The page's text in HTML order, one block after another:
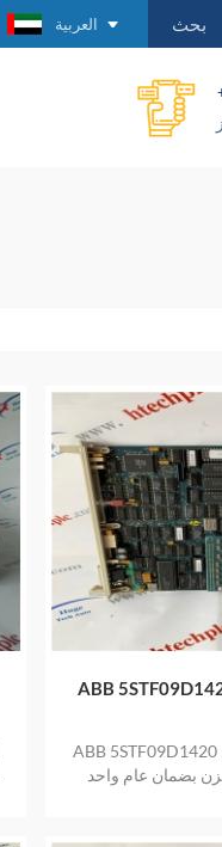
العربية
ABB 5STF09D1420 الثايرستور السريع منتج
بضمان عام واحد